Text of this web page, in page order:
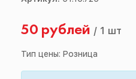
50 рублей / 1 шт
Тип цены: Розница